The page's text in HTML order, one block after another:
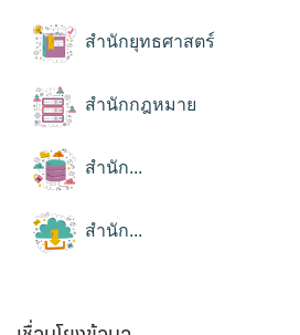
สำนักยุทธศาสตร์
สำนักกฎหมาย
สำนัก...
สำนัก...